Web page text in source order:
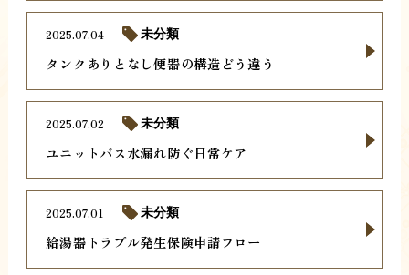
タンクありとなし便器の構造どう違う
2025.07.04 未分類
ユニットバス水漏れ防ぐ日常ケア
2025.07.02 未分類
給湯器トラブル発生保険申請フロー
2025.07.01 未分類